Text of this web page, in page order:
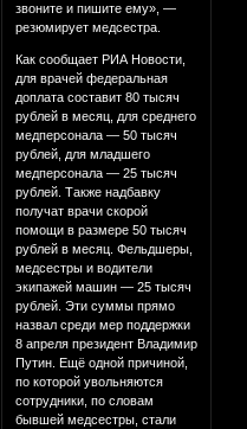
звоните и пишите ему», —
резюмирует медсестра.
Как сообщает РИА Новости,
для врачей федеральная
доплата составит 80 тысяч
рублей в месяц, для среднего
медперсонала — 50 тысяч
рублей, для младшего
медперсонала — 25 тысяч
рублей. Также надбавку
получат врачи скорой
помощи в размере 50 тысяч
рублей в месяц. Фельдшеры,
медсестры и водители
экипажей машин — 25 тысяч
рублей. Эти суммы прямо
назвал среди мер поддержки
8 апреля президент Владимир
Путин. Ещё одной причиной,
по которой увольняются
сотрудники, по словам
бывшей медсестры, стали